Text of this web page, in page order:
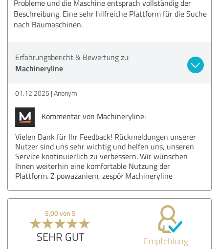
Probleme und die Maschine entsprach vollständig der
Beschreibung. Eine sehr hilfreiche Plattform für die Suche
nach Baumaschinen.
Erfahrungsbericht & Bewertung zu:
Machineryline
01.12.2025 Anonym
Kommentar von Machineryline:
Vielen Dank für Ihr Feedback! Rückmeldungen unserer
Nutzer sind uns sehr wichtig und helfen uns, unseren
Service kontinuierlich zu verbessern. Wir wünschen
Ihnen weiterhin eine komfortable Nutzung der
Plattform. Z poważaniem, zespół Machineryline
5,00 von 5
SEHR GUT Empfehlung